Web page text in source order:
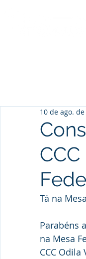
10 de ago.
Tá na
Parabéns
na Mesa
CCC